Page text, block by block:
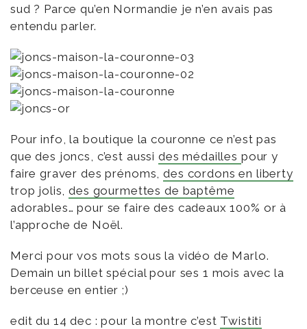
sud ? Parce qu’en Normandie je n’en avais pas
entendu parler.
Pour info, la boutique la couronne ce n’est pas
que des joncs, c’est aussi des médailles pour y
faire graver des prénoms,des cordons en liberty
trop jolis,des gourmettes de baptême
adorables… pour se faire des cadeaux 100% or à
l’approche de Noël.
Merci pour vos mots sous la vidéo de Marlo.
Demain un billet spécial pour ses 1 mois avec la
berceuse en entier ;)
edit du 14 dec : pour la montre c’est Twistiti